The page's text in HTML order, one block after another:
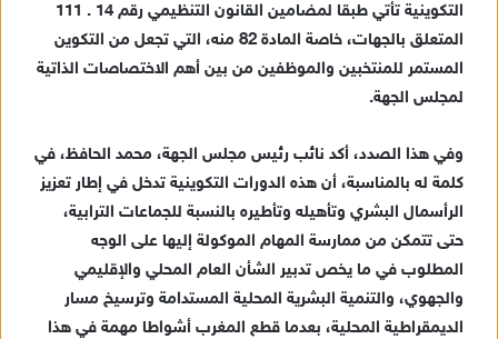
ت
ر
و
ن
ا
التكوينية تأتي طبقا لمضامين القانون التنظيمي رقم 14 . 111
المتعلق بالجهات، خاصة المادة 82 منه، التي تجعل من التكوين
المستمر للمنتخبين والموظفين من بين أهم الاختصاصات الذاتية
لمجلس الجهة.
وفي هذا الصدد، أكد نائب رئيس مجلس الجهة، محمد الحافظ، في
كلمة له بالمناسبة، أن هذه الدورات التكوينية تدخل في إطار تعزيز
الرأسمال البشري وتأهيله وتأطيره بالنسبة للجماعات الترابية،
حتى تتمكن من ممارسة المهام الموكولة إليها على الوجه
المطلوب في ما يخص تدبير الشأن العام المحلي والإقليمي
والجهوي، والتنمية البشرية المحلية المستدامة وترسيخ مسار
الديمقراطية المحلية، بعدما قطع المغرب أشواطا مهمة في هذا